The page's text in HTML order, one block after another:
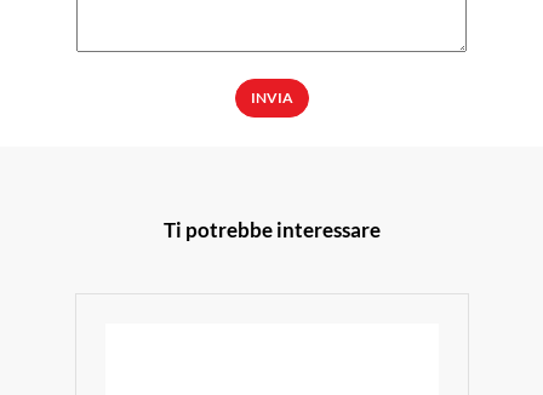
INVIA
Ti potrebbe interessare